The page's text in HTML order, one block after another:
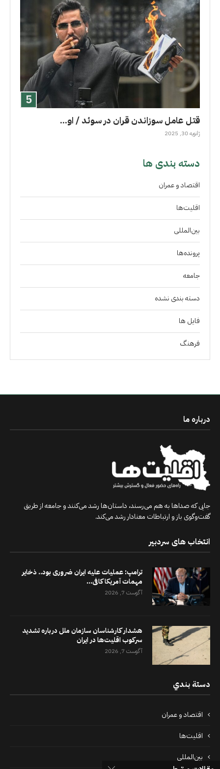
قتل عامل سوزاندن قران در سوئد / او...
ژانویه 30, 2025
دسته بندی ها
اقتصاد و عمران
اقلیت‌ها
بین‌المللی
پرونده‌ها
جامعه
دسته بندی نشده
فايل ها
فرهنگ
درباره ما
جایی که صداها به هم می‌رسند، داستان‌ها رشد می‌کنند و جامعه از طریق
گفت‌وگوی باز و ارتباطات معنادار رشد می‌کند.
انتخاب های سردبیر
ترامپ: عملیات علیه ایران ضروری بود.. ذخایر
مهمات آمریکا کافی...
آگوست 7, 2026
هشدار کارشناسان سازمان ملل درباره تشدید
سرکوب اقلیت‌ها در ایران
آگوست 7, 2026
دستة بندي
اقتصاد و عمران
اقلیت‌ها
بین‌المللی